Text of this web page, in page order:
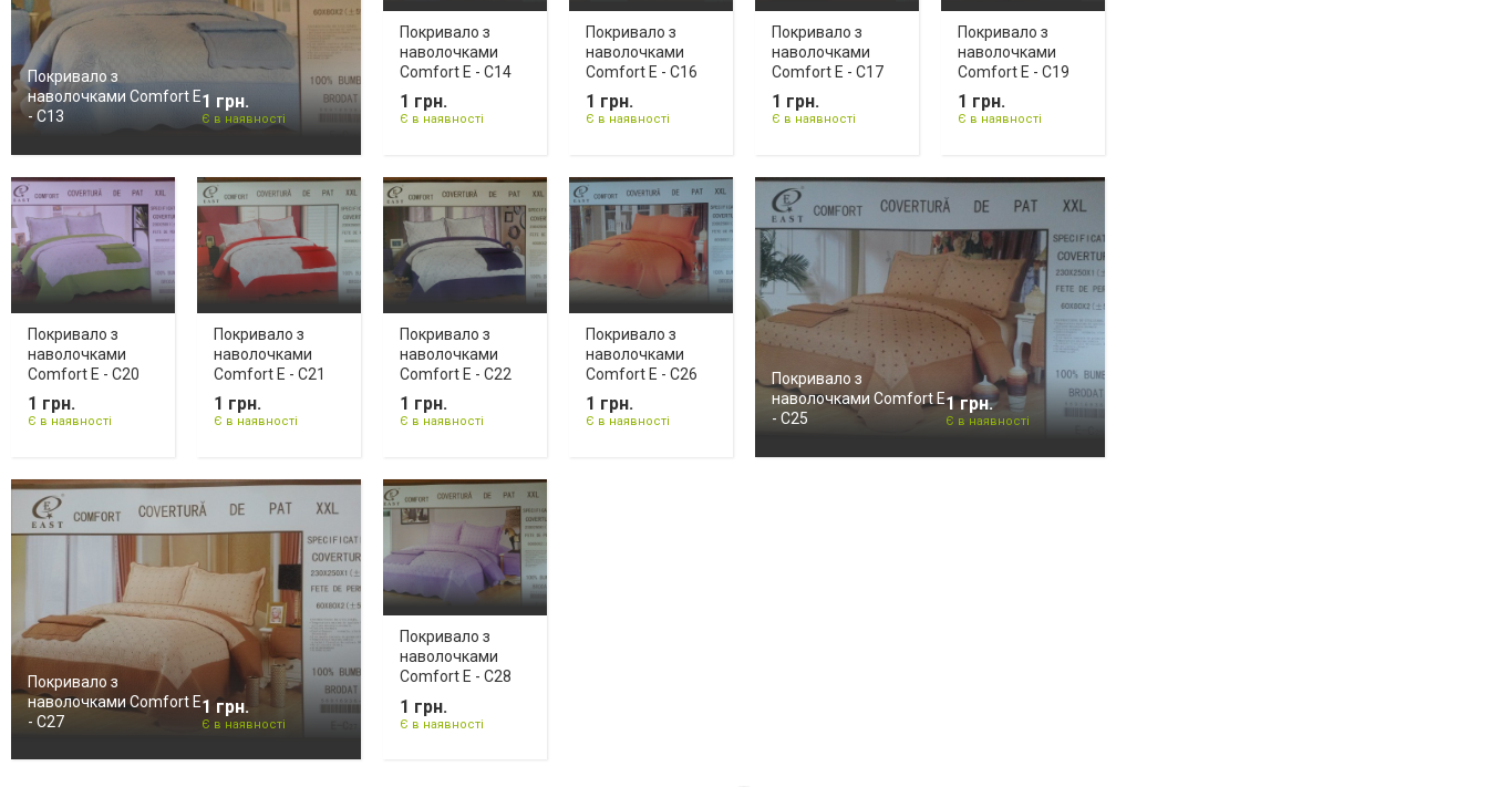
Покривало з
наволочками Comfort E
- C13
1 грн.
Є в наявності
Покривало з
наволочками
Comfort E - C14
1 грн.
Є в наявності
Покривало з
наволочками
Comfort E - C16
1 грн.
Є в наявності
Покривало з
наволочками
Comfort E - C17
1 грн.
Є в наявності
Покривало з
наволочками
Comfort E - C19
1 грн.
Є в наявності
Покривало з
наволочками
Comfort E - C20
1 грн.
Є в наявності
Покривало з
наволочками
Comfort E - C21
1 грн.
Є в наявності
Покривало з
наволочками
Comfort E - C22
1 грн.
Є в наявності
Покривало з
наволочками
Comfort E - C26
1 грн.
Є в наявності
Покривало з
наволочками Comfort E
- C25
1 грн.
Є в наявності
Покривало з
наволочками Comfort E
- C27
1 грн.
Є в наявності
Покривало з
наволочками
Comfort E - C28
1 грн.
Є в наявності